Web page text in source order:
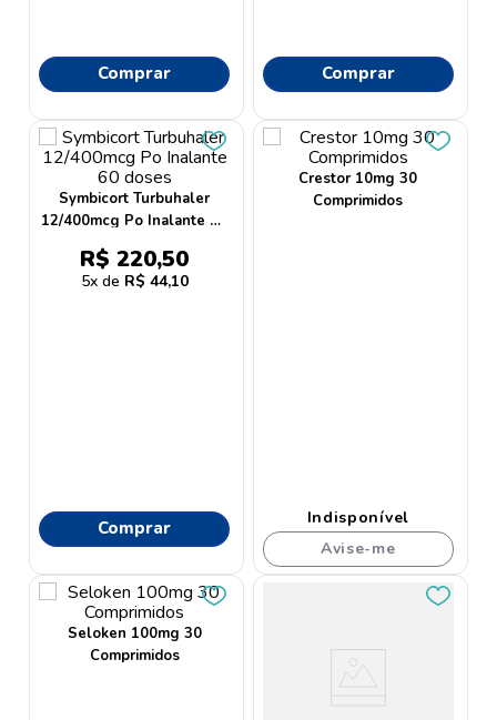
Comprar Comprar
Symbicort Turbuhaler
12/400mcg Po Inalante 60
R$ 220,50
5 R$ 44,10
Comprar
Crestor 10mg 30
Comprimidos
Indisponível
Avise-me
Seloken 100mg 30
Comprimidos